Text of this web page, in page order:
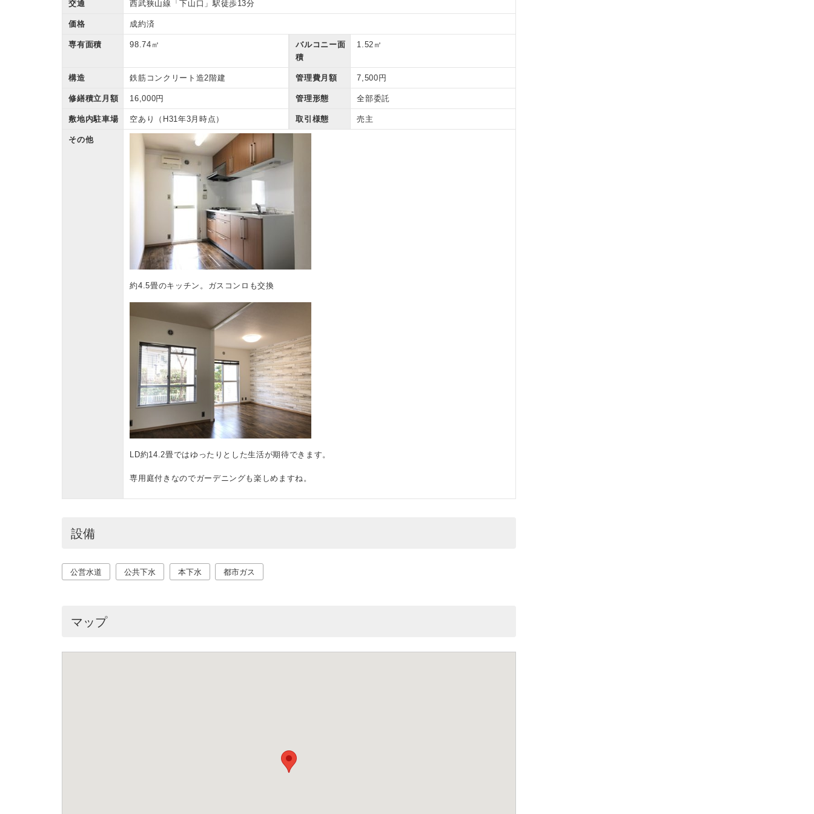
交通 西武狭山線「下山口」駅徒歩13分
価格 成約済
専有面積 98.74㎡
バルコニー面
積
1.52㎡
構造 鉄筋コンクリート造2階建 管理費月額 7,500円
修繕積立月額 16,000円 管理形態 全部委託
敷地内駐車場 空あり（H31年3月時点） 取引様態 売主
その他
約4.5畳のキッチン。ガスコンロも交換
LD約14.2畳ではゆったりとした生活が期待できます。
専用庭付きなのでガーデニングも楽しめますね。
設備
公営水道 公共下水 本下水 都市ガス
マップ